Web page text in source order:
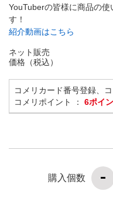
YouTuberの皆様に商品の
す！
紹介動画はこちら
ネット販売
価格（税込）
コメリカード番号登録、
コメリポイント ： 6ポイ
購入個数